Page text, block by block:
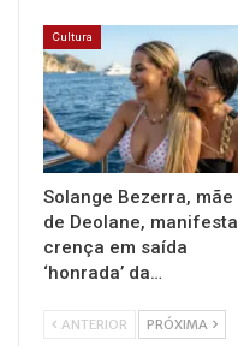
Cultura
Solange Bezerra, mãe
de Deolane, manifesta
crença em saída
‘honrada’ da…
ANTERIOR PRÓXIMA